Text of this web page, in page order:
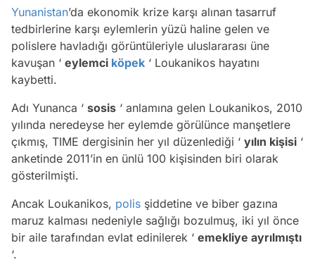
Yunanistan’da ekonomik krize karşı alınan tasarruf
tedbirlerine karşı eylemlerin yüzü haline gelen ve
polislere havladığı görüntüleriyle uluslararası üne
kavuşan ‘ eylemci köpek ‘ Loukanikos hayatını
kaybetti.
Adı Yunanca ‘ sosis ‘ anlamına gelen Loukanikos, 2010
yılında neredeyse her eylemde görülünce manşetlere
çıkmış, TIME dergisinin her yıl düzenlediği ‘ yılın kişisi ‘
anketinde 2011’in en ünlü 100 kişisinden biri olarak
gösterilmişti.
Ancak Loukanikos, polis şiddetine ve biber gazına
maruz kalması nedeniyle sağlığı bozulmuş, iki yıl önce
bir aile tarafından evlat edinilerek ‘ emekliye ayrılmıştı
‘.